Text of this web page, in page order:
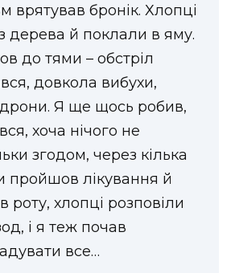
врятував бронік. Хлопці
дерева й поклали в яму.
до тями – обстріл
довкола вибухи,
дрони. Я ще щось робив,
хоча нічого не
згодом, через кілька
пройшов лікування й
роту, хлопці розповіли
і я теж почав
все…